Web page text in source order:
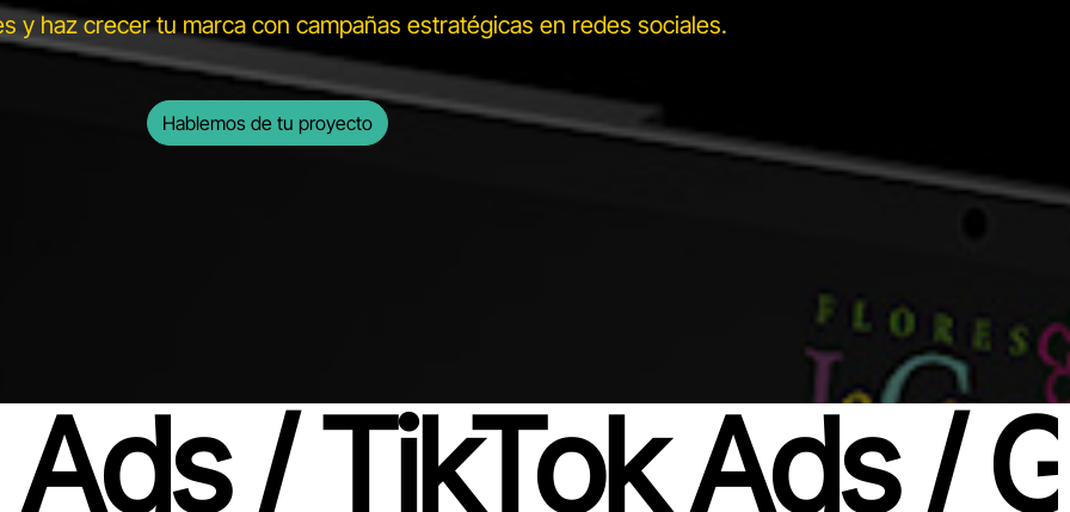
y haz crecer tu marca con campañas estratégicas en redes sociales.
Hablemos de tu proyecto
/ TikTok Ads /